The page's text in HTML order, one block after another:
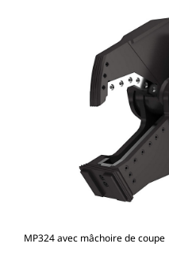
MP324 avec mâchoire de coupe